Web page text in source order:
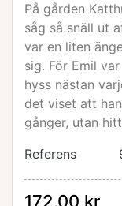
På gården
såg så snäll ut
var en liten
sig. För Emil
hyss nästan
det viset att
gånger, utan
Referens
172,00 kr